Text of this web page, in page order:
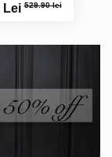
Lei529.90 lei